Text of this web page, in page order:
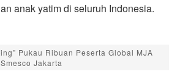
anak yatim di seluruh Indonesia.
Pukau Ribuan Peserta Global MJA
Jakarta